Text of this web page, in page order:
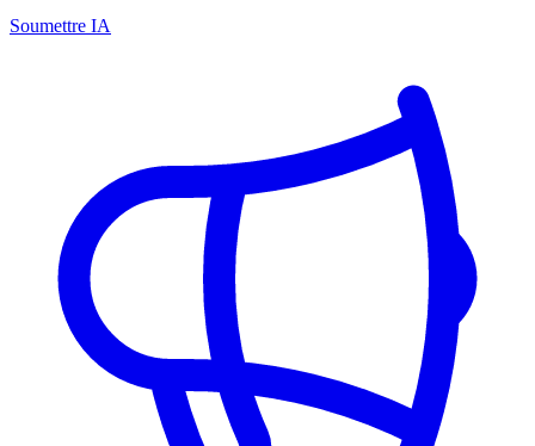
Soumettre IA